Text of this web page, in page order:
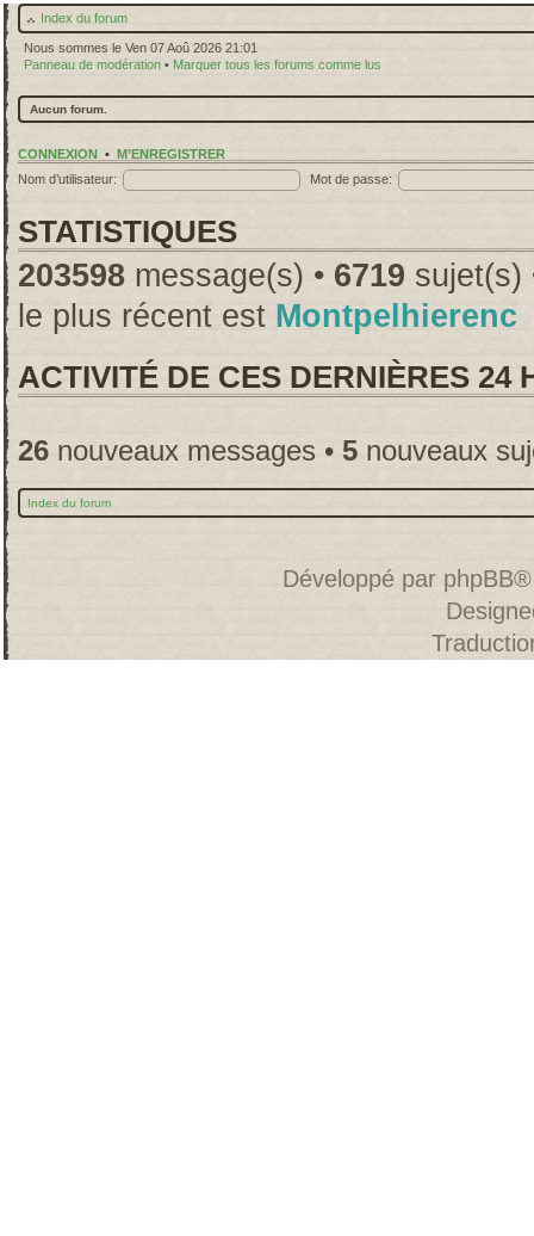
Index du forum
Nous sommes le Ven 07 Aoû 2026 21:01
Panneau de modération • Marquer tous les forums comme lus
Aucun forum.
CONNEXION • M’ENREGISTRER
Nom d’utilisateur:
Mot de passe:
STATISTIQUES
203598 message(s) • 6719 sujet(s)
le plus récent est Montpelhierenc
ACTIVITÉ DE CES DERNIÈRES 24
26 nouveaux messages • 5 nouveaux
Index du forum
Développé par phpBB®